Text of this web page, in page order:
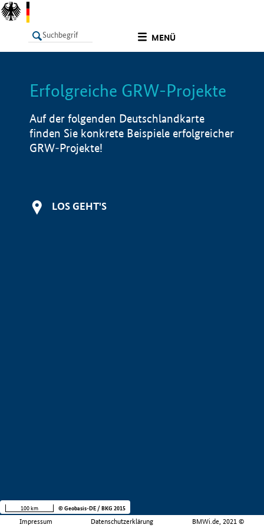
MENÜ
LISTE Info
Erfolgreiche GRW-Projekte
Auf der folgenden Deutschlandkarte
finden Sie konkrete Beispiele erfolgreicher
GRW-Projekte!
LOS GEHT'S
Impressum Datenschutzerklärung BMWi.de, 2021 ©
100 km © Geobasis-DE / BKG 2015